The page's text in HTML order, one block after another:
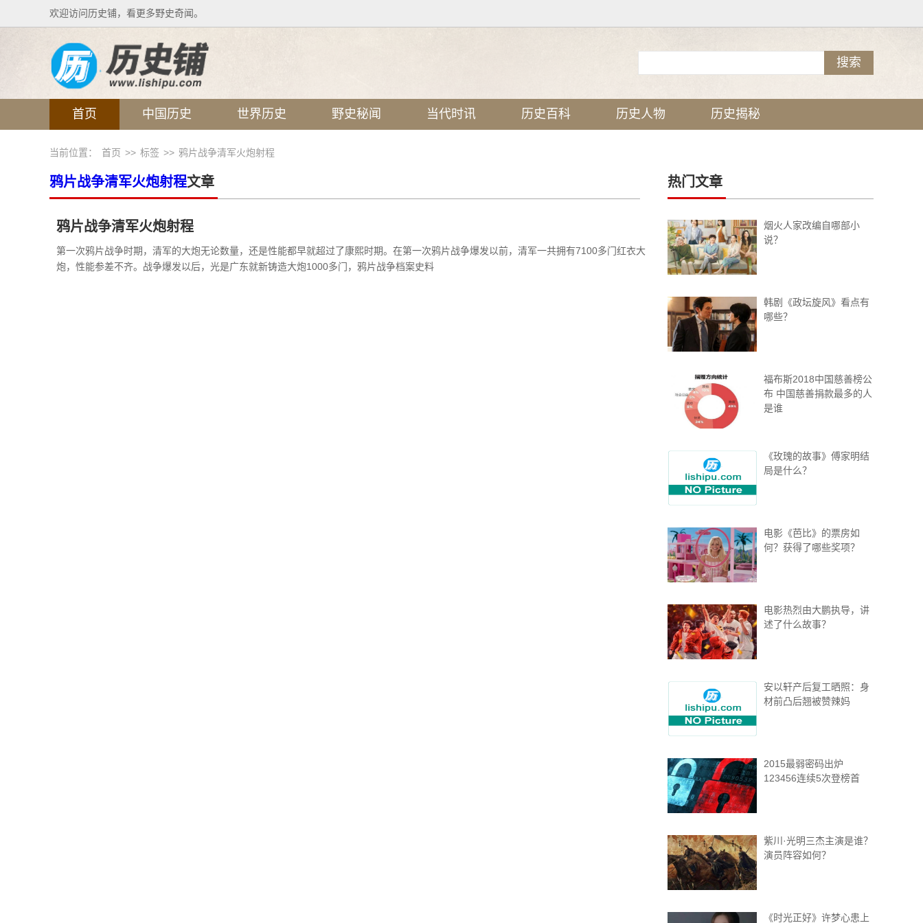
欢迎访问历史铺，看更多野史奇闻。
首页 中国历史 世界历史 野史秘闻 当代时讯 历史百科 历史人物 历史揭秘
当前位置： 首页 >> 标签 >> 鸦片战争清军火炮射程
鸦片战争清军火炮射程文章
鸦片战争清军火炮射程
第一次鸦片战争时期，清军的大炮无论数量，还是性能都早就超过了康熙时期。在第一次鸦片战争爆发以前，清军一共拥有7100多门红衣大
炮，性能参差不齐。战争爆发以后，光是广东就新铸造大炮1000多门，鸦片战争档案史料
热门文章
烟火人家改编自哪部小
说？
韩剧《政坛旋风》看点有
哪些？
福布斯2018中国慈善榜公
布 中国慈善捐款最多的人
是谁
《玫瑰的故事》傅家明结
局是什么？
电影《芭比》的票房如
何？获得了哪些奖项？
电影热烈由大鹏执导，讲
述了什么故事？
安以轩产后复工晒照：身
材前凸后翘被赞辣妈
2015最弱密码出炉
123456连续5次登榜首
紫川·光明三杰主演是谁？
演员阵容如何？
《时光正好》许梦心患上